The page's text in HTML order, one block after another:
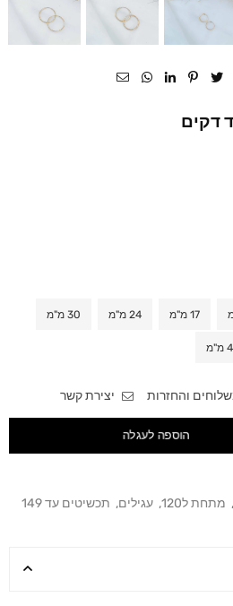
דקים
17 מ"מ 24 מ"מ 30 מ"מ
והחזרות יצירת קשר
הוספה לעגלה
, מתחת ל120 , עגילים,
תכשיטים עד 149